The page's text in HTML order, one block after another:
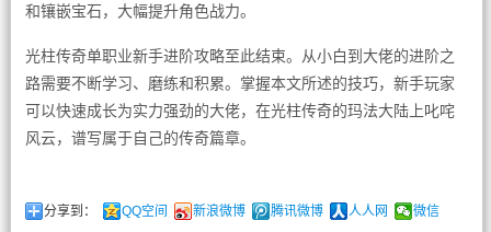
和镶嵌宝石，大幅提升角色战力。
光柱传奇单职业新手进阶攻略至此结束。从小白到大佬的进阶之
路需要不断学习、磨练和积累。掌握本文所述的技巧，新手玩家
可以快速成长为实力强劲的大佬，在光柱传奇的玛法大陆上叱咤
风云，谱写属于自己的传奇篇章。
分享到： QQ空间 新浪微博 腾讯微博 人人网 微信